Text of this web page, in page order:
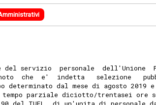
del servizio  personale  dell'Unione
noto  che  e'  indetta   selezione
determinato dal mese di agosto 2019
tempo parziale diciotto/trentasei ore